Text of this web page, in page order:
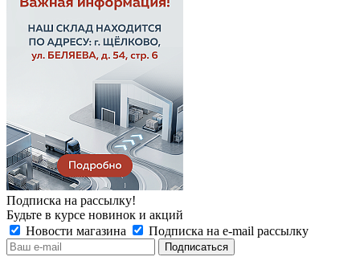
Подписка на рассылку!
Будьте в курсе новинок и акций
Новости магазина
Подписка на e-mail рассылку